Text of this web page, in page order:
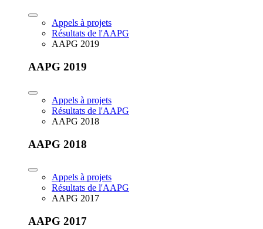
Appels à projets
Résultats de l'AAPG
AAPG 2019
AAPG 2019
Appels à projets
Résultats de l'AAPG
AAPG 2018
AAPG 2018
Appels à projets
Résultats de l'AAPG
AAPG 2017
AAPG 2017